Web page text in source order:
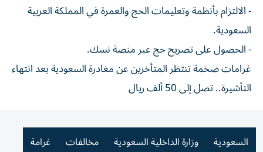
- الالتزام بأنظمة وتعليمات الحج والعمرة في المملكة العربية
السعودية.
- الحصول على تصريح حج عبر منصة نسك.
غرامات ضخمة تنتظر المتأخرين عن مغادرة السعودية بعد انتهاء
التأشيرة.. تصل إلى 50 ألف ريال
السعودية وزارة الداخلية السعودية مخالفات
غرامة